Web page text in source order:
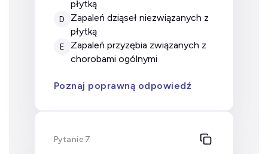
płytką
D
zapaleń dziąseł niezwiązanych z
płytką
E
zapaleń przyzębia związanych z
chorobami ogólnymi
Poznaj poprawną odpowiedź
Pytanie 7